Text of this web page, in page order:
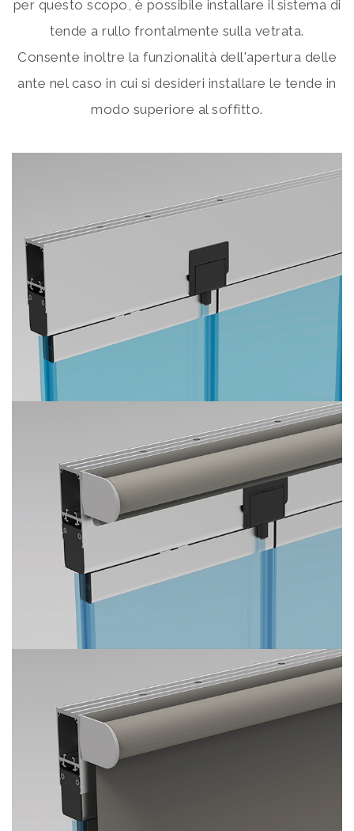
per questo scopo, è possibile installare il sistema di
tende a rullo frontalmente sulla vetrata.
Consente inoltre la funzionalità dell'apertura delle
ante nel caso in cui si desideri installare le tende in
modo superiore al soffitto.